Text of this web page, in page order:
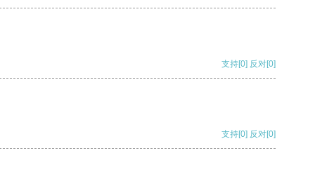
支持[0] 反对[0]
支持[0] 反对[0]